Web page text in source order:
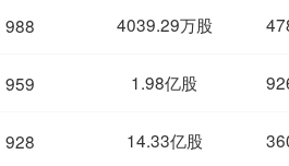
988 4039.29万股
959 1.98亿股
928 14.33亿股